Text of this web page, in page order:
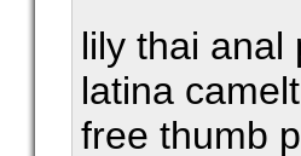
lily thai anal
latina
free thumb